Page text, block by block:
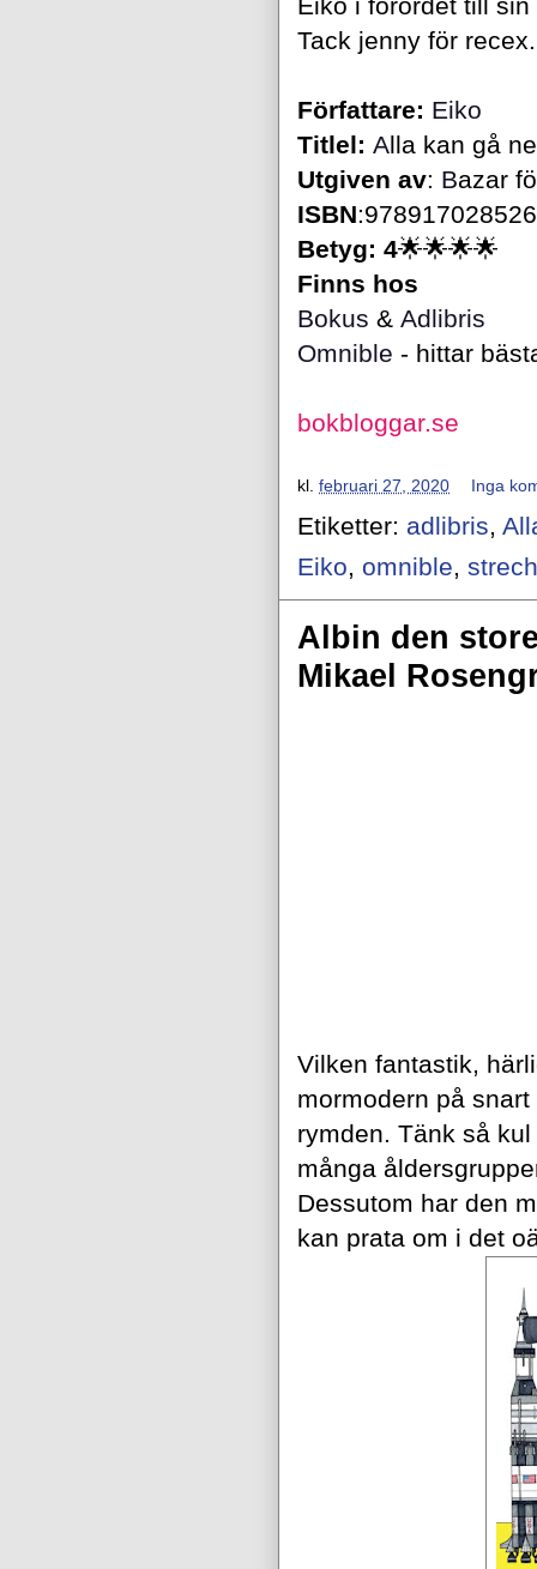
Eiko i förordet till
Tack jenny för recex.
Författare: Eiko
Titlel: A lla kan gå
Utgiven av: Bazar
ISBN:
Betyg: 4🌟🌟🌟🌟
Finns hos
Bokus & Adlibris
Omnible - hittar
bokbloggar.se
kl. februari 27, 2020 Inga
Etiketter: adlibris,
Eiko, omnible, strech
Albin den
Mikael
Vilken fantastik,
mormodern på
rymden. Tänk så
många
Dessutom har den
kan prata om i det